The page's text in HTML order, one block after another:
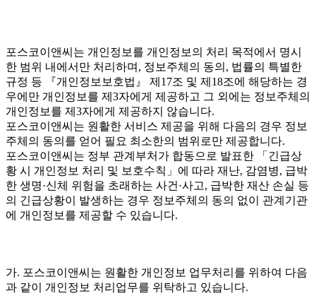
포스코이앤씨는 개인정보를 개인정보의 처리 목적에서 명시
한 범위 내에서만 처리하며, 정보주체의 동의, 법률의 특별한
규정 등 『개인정보보호법』 제17조 및 제18조에 해당하는 경
우에만 개인정보를 제3자에게 제공하고 그 외에는 정보주체의
개인정보를 제3자에게 제공하지 않습니다.
포스코이앤씨는 원활한 서비스 제공을 위해 다음의 경우 정보
주체의 동의를 얻어 필요 최소한의 범위로만 제공합니다.
포스코이앤씨는 정부 관계부처가 합동으로 발표한 「긴급상
황 시 개인정보 처리 및 보호수칙」에 따라 재난, 감염병, 급박
한 생명·신체 위험을 초래하는 사건·사고, 급박한 재산 손실 등
의 긴급상황이 발생하는 경우 정보주체의 동의 없이 관계기관
에 개인정보를 제공할 수 있습니다.
가. 포스코이앤씨는 원활한 개인정보 업무처리를 위하여 다음
과 같이 개인정보 처리업무를 위탁하고 있습니다.